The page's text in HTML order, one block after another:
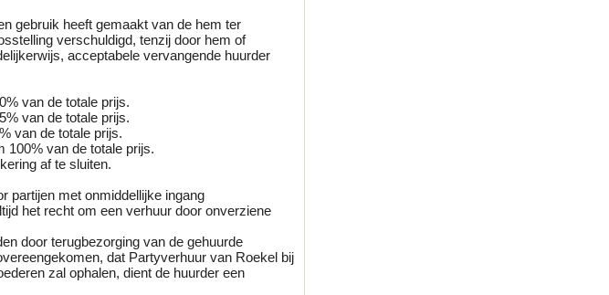
gebruik heeft gemaakt van de hem ter
verschuldigd, tenzij door hem of
acceptabele vervangende huurder
van de totale prijs.
van de totale prijs.
van de totale prijs.
100% van de totale prijs.
af te sluiten.
partijen met onmiddellijke ingang
het recht om een verhuur door onverziene
door terugbezorging van de gehuurde
dat Partyverhuur van Roekel bij
zal ophalen, dient de huurder een